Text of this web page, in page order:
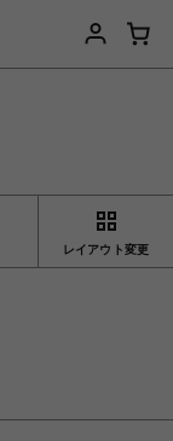
レイアウト変更